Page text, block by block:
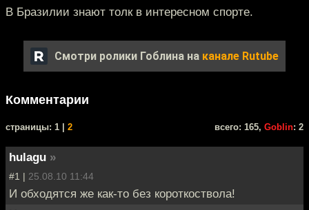
В Бразилии знают толк в интересном спорте.
Смотри ролики Гоблина на канале Rutube
Комментарии
cтраницы: 1 | 2 всего: 165, Goblin: 2
hulagu »
#1 | 25.08.10 11:44
И обходятся же как-то без короткоствола!